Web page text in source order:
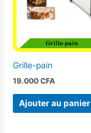
Grille-pain
19.000CFA
Ajouter au panier